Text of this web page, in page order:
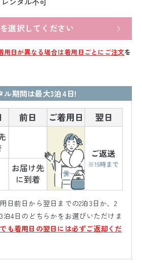
選択してください
用日が異なる場合は着用日ごとにご注文を
ル期間は最大3泊4日!
日前日から翌日までの2泊3日か、2
泊4日のどちらかをお選びいただけま
も着用日の翌日には必ずご返却くだ